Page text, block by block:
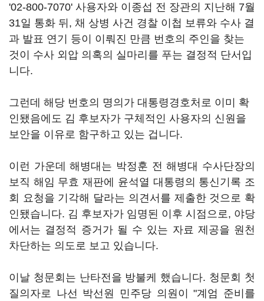
'02-800-7070' 사용자와 이종섭 전 장관의 지난해 7월
31일 통화 뒤, 채 상병 사건 경찰 이첩 보류와 수사 결
과 발표 연기 등이 이뤄진 만큼 번호의 주인을 찾는
것이 수사 외압 의혹의 실마리를 푸는 결정적 단서입
니다.
그런데 해당 번호의 명의가 대통령경호처로 이미 확
인됐음에도 김 후보자가 구체적인 사용자의 신원을
보안을 이유로 함구하고 있는 겁니다.
이런 가운데 해병대는 박정훈 전 해병대 수사단장의
보직 해임 무효 재판에 윤석열 대통령의 통신기록 조
회 요청을 기각해 달라는 의견서를 제출한 것으로 확
인됐습니다. 김 후보자가 임명된 이후 시점으로, 야당
에서는 결정적 증거가 될 수 있는 자료 제공을 원천
차단하는 의도로 보고 있습니다.
이날 청문회는 난타전을 방불케 했습니다. 청문회 첫
질의자로 나선 박선원 민주당 의원이 "계엄 준비를